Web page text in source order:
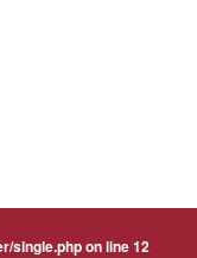
single.phpon line12